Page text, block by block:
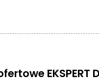
EKSPERT